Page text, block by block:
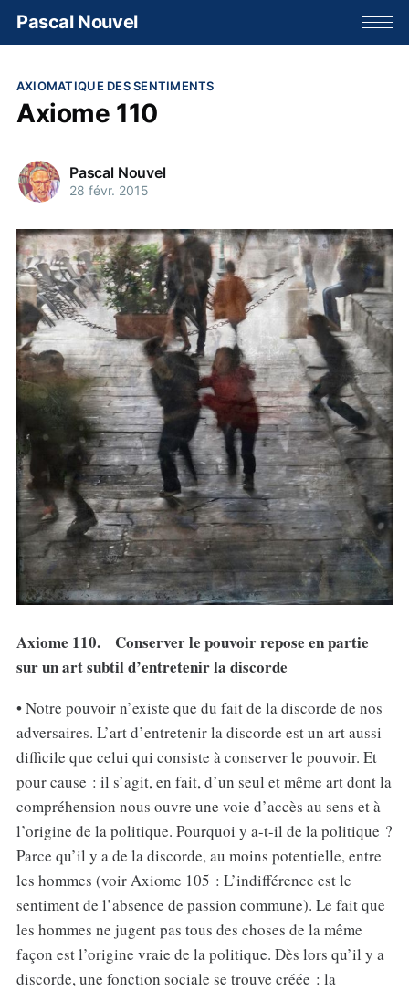
Pascal Nouvel
AXIOMATIQUE DES SENTIMENTS
Axiome 110
Pascal Nouvel
28 févr. 2015
Axiome 110. Conserver le pouvoir repose en partie
sur un art subtil d’entretenir la discorde
• Notre pouvoir n’existe que du fait de la discorde de nos
adversaires. L’art d’entretenir la discorde est un art aussi
difficile que celui qui consiste à conserver le pouvoir. Et
pour cause : il s’agit, en fait, d’un seul et même art dont la
compréhension nous ouvre une voie d’accès au sens et à
l’origine de la politique. Pourquoi y a-t-il de la politique ?
Parce qu’il y a de la discorde, au moins potentielle, entre
les hommes (voir Axiome 105 : L’indifférence est le
sentiment de l’absence de passion commune). Le fait que
les hommes ne jugent pas tous des choses de la même
façon est l’origine vraie de la politique. Dès lors qu’il y a
discorde, une fonction sociale se trouve créée : la